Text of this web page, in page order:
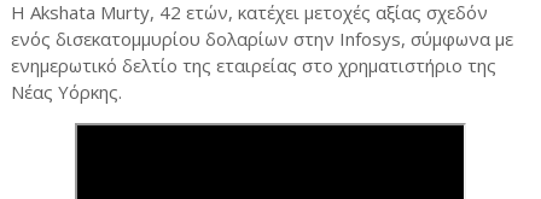
Η Akshata Murty, 42 ετών, κατέχει μετοχές αξίας σχεδόν
ενός δισεκατομμυρίου δολαρίων στην Infosys, σύμφωνα με
ενημερωτικό δελτίο της εταιρείας στο χρηματιστήριο της
Νέας Υόρκης.